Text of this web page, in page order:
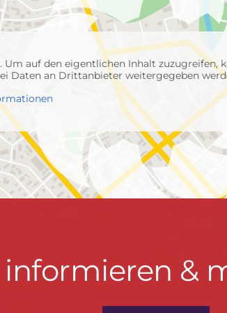
. Um auf den eigentlichen Inhalt zuzugreifen,
Daten an Drittanbieter weitergegeben
&